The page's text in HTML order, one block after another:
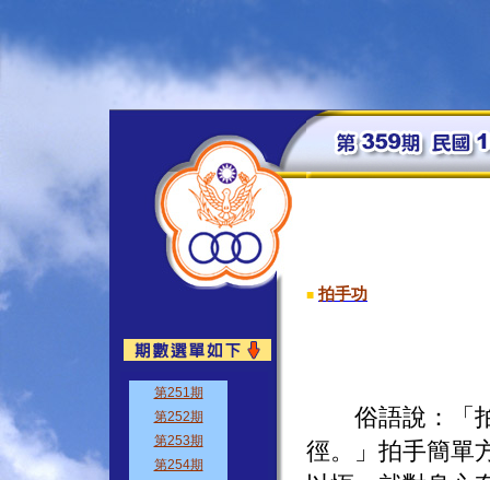
■ 拍手功
俗語說：「拍
徑。」拍手簡單